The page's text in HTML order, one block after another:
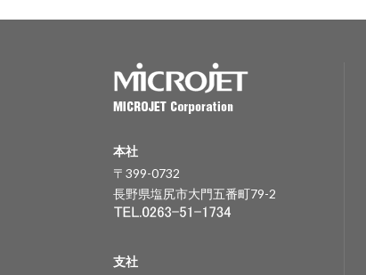
本社
〒399-0732
長野県塩尻市大門五番町79-2
支社